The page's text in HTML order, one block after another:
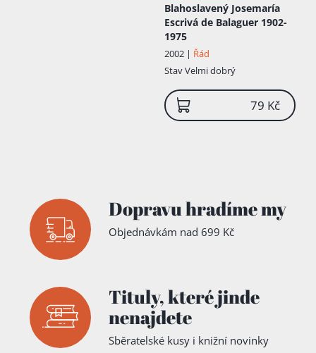
Blahoslavený Josemaría
Escrivá de Balaguer 1902-
1975
2002 | Řád
StavVelmi dobrý
79 Kč
Dopravu hradíme my
Objednávkám nad 699 Kč
Tituly,které jinde
nenajdete
Sběratelské kusy i knižní novinky